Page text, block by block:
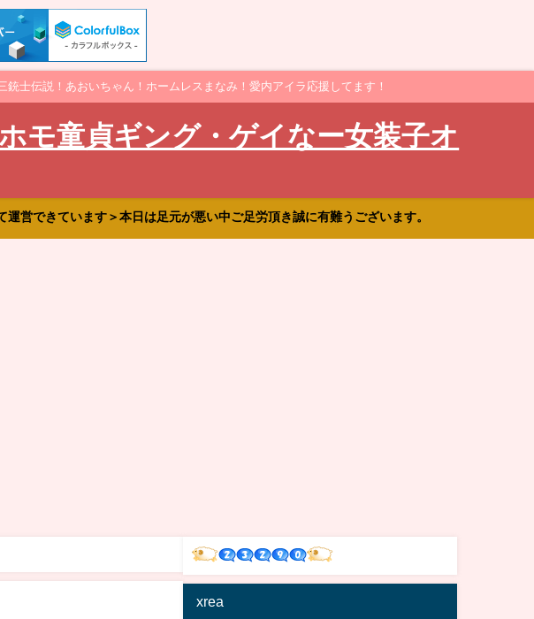
士伝説！あおいちゃん！ホームレスまなみ！愛内アイラ応援してます！
モ童貞ギング・ゲイなー女装子オ
営できています＞本日は足元が悪い中ご足労頂き誠に有難うございます。
xrea